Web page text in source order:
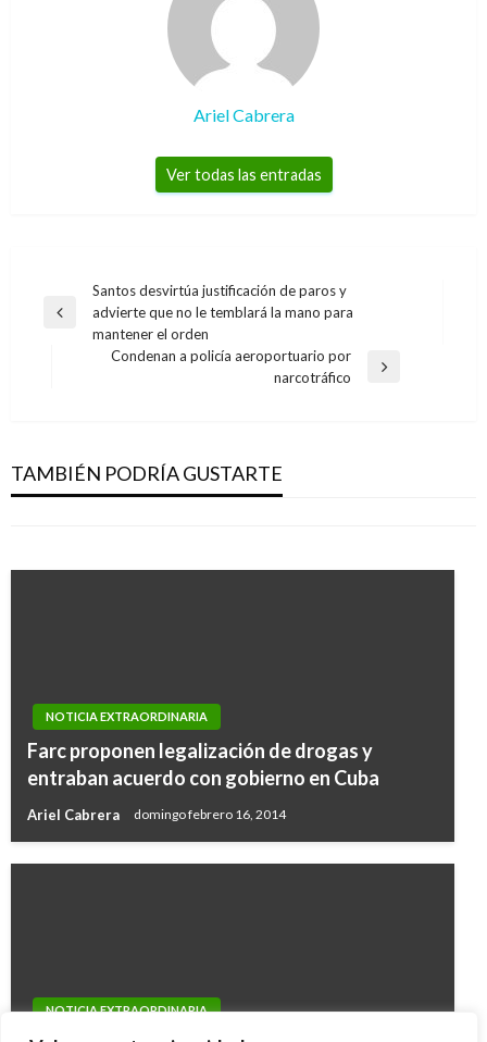
Ariel Cabrera
Ver todas las entradas
Navegación
de
entradas
Entrada
anterior
Santos desvirtúa justificación de paros y
advierte que no le temblará la mano para
mantener el orden
Condenan a policía aeroportuario por
narcotráfico
TAMBIÉN PODRÍA GUSTARTE
guerrilla
Manuel Reyes Beltran jueves julio 27, 2017
19
NOTICIA EXTRAORDINARIA
Farc proponen legalización de drogas y
entraban acuerdo con gobierno en Cuba
Ariel Cabrera domingo febrero 16, 2014
NOTICIA EXTRAORDINARIA